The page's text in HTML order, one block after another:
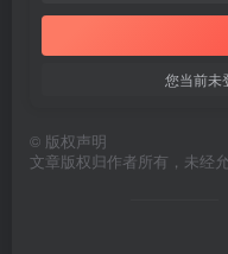
您当前未
© 版权声明
文章版权归作者所有，未经